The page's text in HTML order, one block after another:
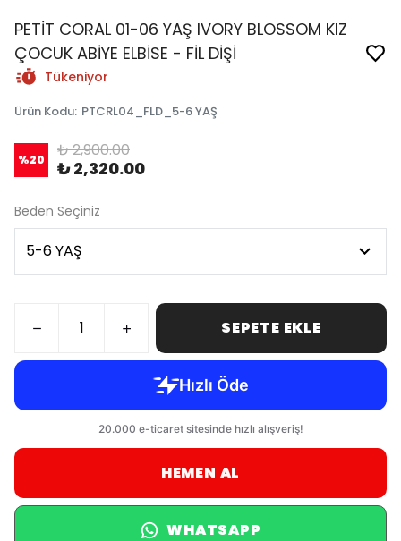
PETİT CORAL 01-06 YAŞ IVORY BLOSSOM KIZ
ÇOCUK ABİYE ELBİSE - FİL DİŞİ
Tükeniyor
Ürün Kodu: PTCRL04_FLD_5-6 YAŞ
%20 ₺ 2,900.00
₺ 2,320.00
Beden Seçiniz
SEPETE EKLE
HEMEN AL
WHATSAPP